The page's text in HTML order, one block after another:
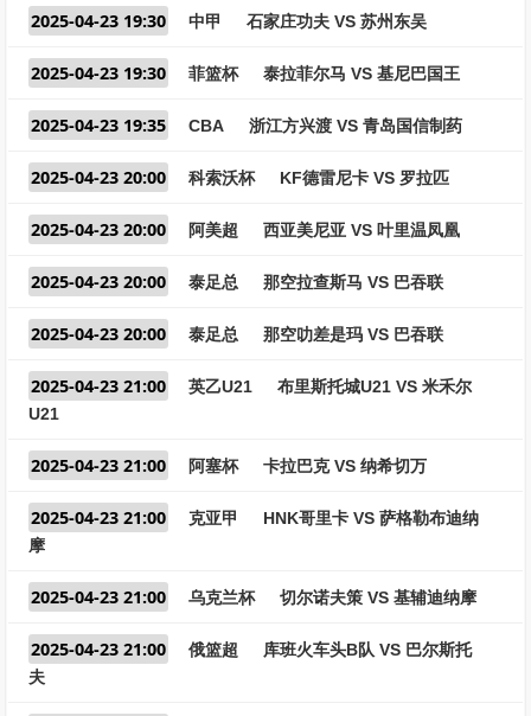
2025-04-23 19:30 中甲 石家庄功夫 VS 苏州东吴
2025-04-23 19:30 菲篮杯 泰拉菲尔马 VS 基尼巴国王
2025-04-23 19:35 CBA 浙江方兴渡 VS 青岛国信制药
2025-04-23 20:00 科索沃杯 KF德雷尼卡 VS 罗拉匹
2025-04-23 20:00 阿美超 西亚美尼亚 VS 叶里温凤凰
2025-04-23 20:00 泰足总 那空拉查斯马 VS 巴吞联
2025-04-23 20:00 泰足总 那空叻差是玛 VS 巴吞联
2025-04-23 21:00 英乙U21
布里斯托城U21 VS 米禾尔
U21
2025-04-23 21:00 阿塞杯 卡拉巴克 VS 纳希切万
2025-04-23 21:00 克亚甲
HNK哥里卡 VS 萨格勒布迪纳
摩
2025-04-23 21:00 乌克兰杯 切尔诺夫策 VS 基辅迪纳摩
2025-04-23 21:00 俄篮超
库班火车头B队 VS 巴尔斯托
夫